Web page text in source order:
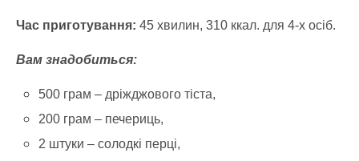
Час приготування: 45 хвилин, 310 ккал. для 4-х осіб.
Вам знадобиться:
500 грам – дріжджового тіста,
200 грам – печериць,
2 штуки – солодкі перці,